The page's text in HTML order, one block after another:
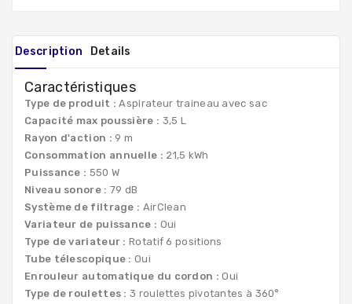
Description Details
Caractéristiques
Type de produit : Aspirateur traineau avec sac
Capacité max poussière : 3,5 L
Rayon d'action : 9 m
Consommation annuelle : 21,5 kWh
Puissance : 550 W
Niveau sonore : 79 dB
Système de filtrage : AirClean
Variateur de puissance : Oui
Type de variateur : Rotatif 6 positions
Tube télescopique : Oui
Enrouleur automatique du cordon : Oui
Type de roulettes : 3 roulettes pivotantes à 360°